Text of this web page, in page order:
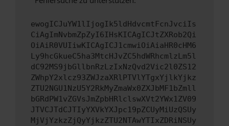
ewogICJuYW1lIjogIk5ldHdvcmtFcnJvciIs
CiAgImNvbmZpZyI6IHsKICAgICJtZXRob2Qi
OiAiR0VUIiwKICAgICJ1cmwiOiAiaHR0cHM6
Ly9hcGkueC5ha3MtcHJvZC5hdWRhcmlzLm5l
dC92MS9jbGllbnRzLzIxNzQvd2Vic2l0ZS12
ZWhpY2xlcz93ZWJzaXRlPTVlYTgxYjlkYjkz
ZTU2NGU1NzU5Y2RkMyZmaWx0ZXJbMF1bZmll
bGRdPW1vZGVsJmZpbHRlclswXVt2YWx1ZV09
JTVCJTdCJTIyYXVkYXJpc19pZCUyMiUzQSUy
MjVjYzkzZjQyYjkzZTU2NTAwYTIxZDRiNSUy